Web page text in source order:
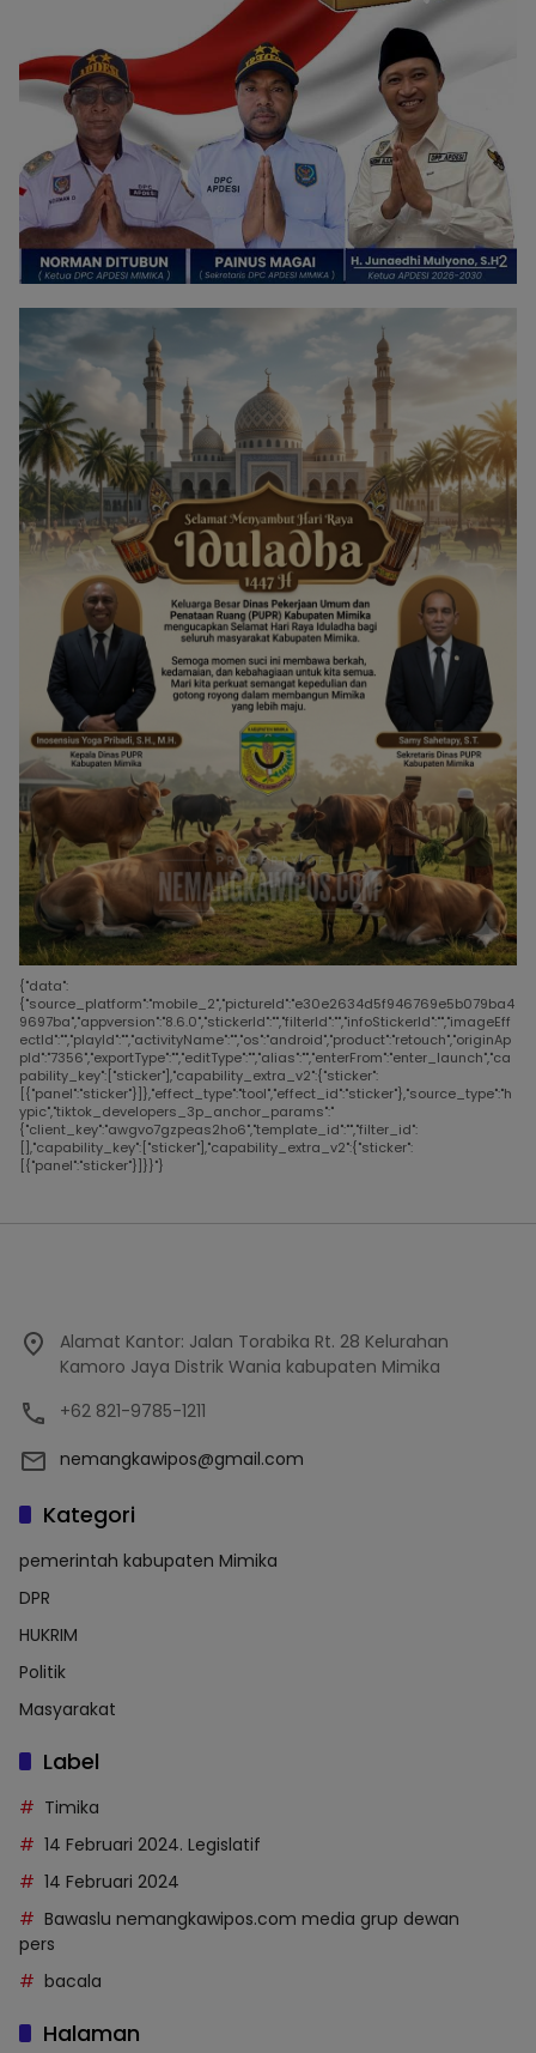
{"data":
{"source_platform":"mobile_2","pictureId":"e30e2634d5f946769e5b079ba4
9697ba","appversion":"8.6.0","stickerId":"","filterId":"","infoStickerId":"","imageEff
ectId":"","playId":"","activityName":"","os":"android","product":"retouch","originAp
pId":"7356","exportType":"","editType":"","alias":"","enterFrom":"enter_launch","ca
pability_key":["sticker"],"capability_extra_v2":{"sticker":
[{"panel":"sticker"}]},"effect_type":"tool","effect_id":"sticker"},"source_type":"h
ypic","tiktok_developers_3p_anchor_params":"
{"client_key":"awgvo7gzpeas2ho6","template_id":"","filter_id":
[],"capability_key":["sticker"],"capability_extra_v2":{"sticker":
[{"panel":"sticker"}]}}"}
Alamat Kantor: Jalan Torabika Rt. 28 Kelurahan
Kamoro Jaya Distrik Wania kabupaten Mimika
+62 821-9785-1211
nemangkawipos@gmail.com
Kategori
pemerintah kabupaten Mimika
DPR
HUKRIM
Politik
Masyarakat
Label
Timika
14 Februari 2024. Legislatif
14 Februari 2024
Bawaslu nemangkawipos.com media grup dewan
pers
bacala
Halaman